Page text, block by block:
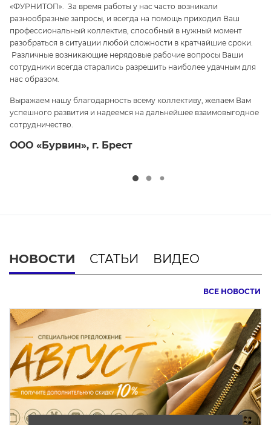
«ФУРНИТОП». За время работы у нас часто возникали
разнообразные запросы, и всегда на помощь приходил Ваш
профессиональный коллектив, способный в нужный момент
разобраться в ситуации любой сложности в кратчайшие сроки.
Различные возникающие нерядовые рабочие вопросы Ваши
сотрудники всегда старались разрешить наиболее удачным для
нас образом.
Выражаем нашу благодарность всему коллективу, желаем Вам
успешного развития и надеемся на дальнейшее взаимовыгодное
сотрудничество.
ООО «Бурвин», г. Брест
НОВОСТИ СТАТЬИ ВИДЕО
ВСЕ НОВОСТИ